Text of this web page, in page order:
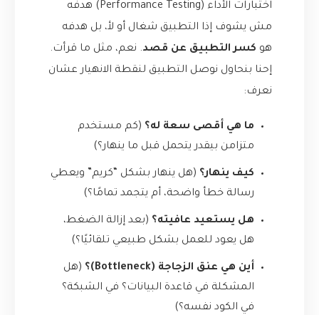
اختبارات الأداء (Performance Testing) هدفه
مش يشوف إذا التطبيق شغال أو لأ، بل هدفه
هو كسر التطبيق عن قصد. نعم، مثل ما قرأت.
إحنا بنحاول نوصل التطبيق لنقطة الانهيار عشان
نعرف:
ما هي أقصى سعة له؟ (كم مستخدم
متزامن بيقدر يتحمل قبل ما ينهار؟)
كيف ينهار؟ (هل ينهار بشكل “كريم” ويعطي
رسالة خطأ واضحة، أم يتجمد تمامًا؟)
هل يستعيد عافيته؟ (بعد إزالة الضغط،
هل يعود للعمل بشكل طبيعي تلقائيًا؟)
أين هي عنق الزجاجة (Bottleneck)؟
(هل
المشكلة في قاعدة البيانات؟ في الشبكة؟
في الكود نفسه؟)